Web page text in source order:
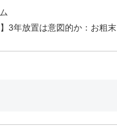
】3年放置は意図的か：お粗末